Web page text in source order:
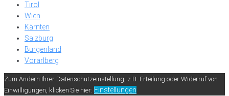
Tirol
Wien
Kärnten
Salzburg
Burgenland
Vorarlberg
Zum Ändern Ihrer Datenschutzeinstellung, z.B. Erteilung oder Widerruf von
Einwilligungen, klicken Sie hier: Einstellungen